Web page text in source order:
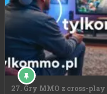
27. Gry MMO z cross-